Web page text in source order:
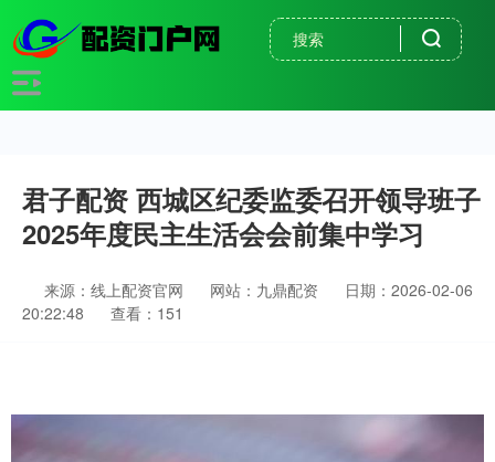
君子配资 西城区纪委监委召开领导班子
2025年度民主生活会会前集中学习
来源：线上配资官网 网站：九鼎配资
日期：2026-02-06
20:22:48
查看：151